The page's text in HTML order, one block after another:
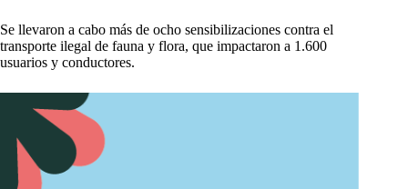
Se llevaron a cabo más de ocho sensibilizaciones contra el
transporte ilegal de fauna y flora, que impactaron a 1.600
usuarios y conductores.